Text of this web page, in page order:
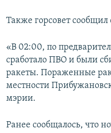
Также горсовет сообщил
«В 02:00, по
сработало ПВО и были
ракеты. Пораженные
местности
мэрии.
Ранее сообщалось, что